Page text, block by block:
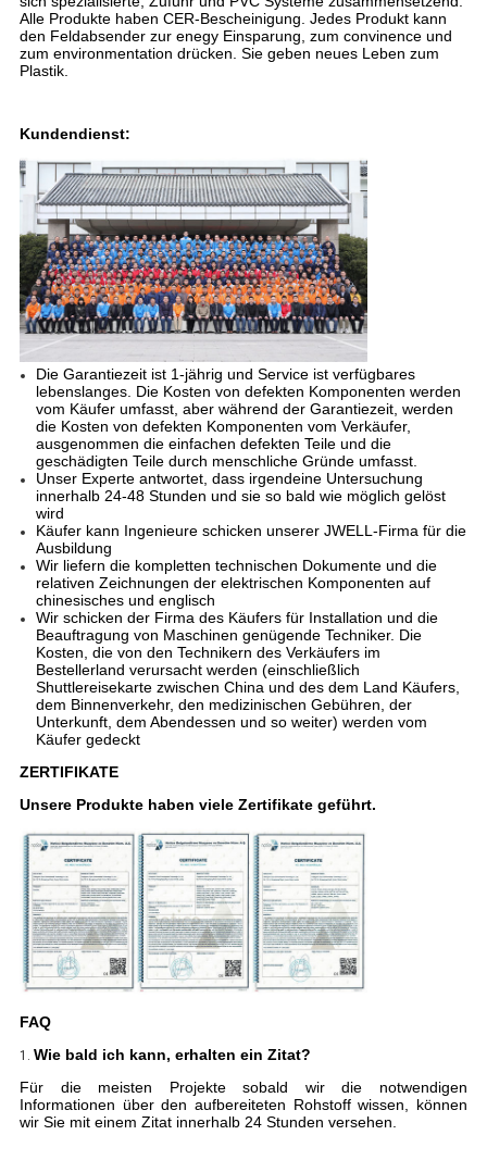
Alle Produkte haben CER-Bescheinigung. Jedes Produkt kann
den Feldabsender zur enegy Einsparung, zum convinence und
zum environmentation drücken. Sie geben neues Leben zum
Plastik.
Kundendienst:
Die Garantiezeit ist 1-jährig und Service ist verfügbares
lebenslanges. Die Kosten von defekten Komponenten werden
vom Käufer umfasst, aber während der Garantiezeit, werden
die Kosten von defekten Komponenten vom Verkäufer,
ausgenommen die einfachen defekten Teile und die
geschädigten Teile durch menschliche Gründe umfasst.
Unser Experte antwortet, dass irgendeine Untersuchung
innerhalb 24-48 Stunden und sie so bald wie möglich gelöst
wird
Käufer kann Ingenieure schicken unserer JWELL-Firma für die
Ausbildung
Wir liefern die kompletten technischen Dokumente und die
relativen Zeichnungen der elektrischen Komponenten auf
chinesisches und englisch
Wir schicken der Firma des Käufers für Installation und die
Beauftragung von Maschinen genügende Techniker. Die
Kosten, die von den Technikern des Verkäufers im
Bestellerland verursacht werden (einschließlich
Shuttlereisekarte zwischen China und des dem Land Käufers,
dem Binnenverkehr, den medizinischen Gebühren, der
Unterkunft, dem Abendessen und so weiter) werden vom
Käufer gedeckt
ZERTIFIKATE
Unsere Produkte haben viele Zertifikate geführt.
FAQ
1. Wie bald ich kann, erhalten ein Zitat?
Für die meisten Projekte sobald wir die notwendigen
Informationen über den aufbereiteten Rohstoff wissen, können
wir Sie mit einem Zitat innerhalb 24 Stunden versehen.